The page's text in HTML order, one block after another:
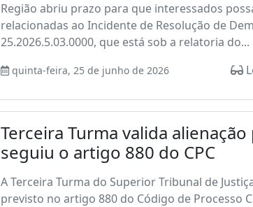
Região abriu prazo para que interessados
relacionadas ao Incidente de Resolução de
25.2026.5.03.0000, que está sob a relatoria do...
quinta-feira, 25 de junho de 2026
Terceira Turma valida
seguiu o artigo 880 do CPC
A Terceira Turma do Superior Tribunal de
previsto no artigo 880 do Código de Processo